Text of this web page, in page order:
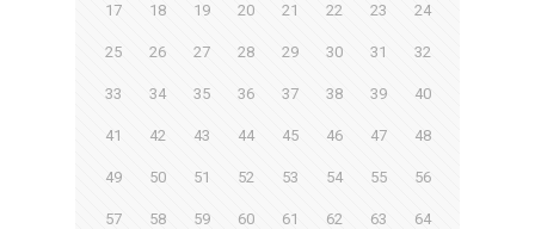
17 18 19 20 21 22 23 24
25 26 27 28 29 30 31 32
33 34 35 36 37 38 39 40
41 42 43 44 45 46 47 48
49 50 51 52 53 54 55 56
57 58 59 60 61 62 63 64